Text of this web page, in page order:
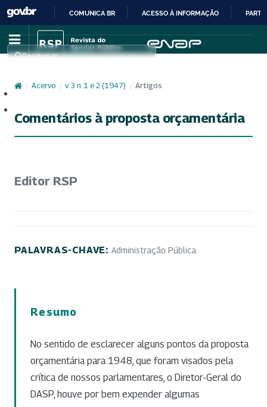
IR
PARA
CONTEÚDO
COMUNICA BR ACESSO À INFORMAÇÃO
Pesquisar
/ Acervo / v. 3 n. 1 e 2 (1947) / Artigos
Comentários à proposta orçamentária
Editor RSP
PALAVRAS-CHAVE: Administração Pública
Resumo
No sentido de esclarecer alguns pontos da proposta
orçamentária para 1948, que foram visados pela
crítica de nossos parlamentares, o Diretor-Geral do
DASP, houve por bem expender algumas